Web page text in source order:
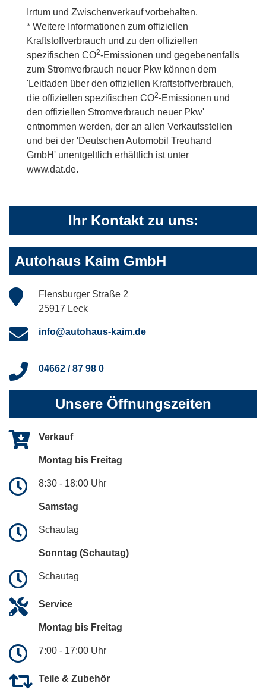
Irrtum und Zwischenverkauf vorbehalten.
* Weitere Informationen zum offiziellen
Kraftstoffverbrauch und zu den offiziellen
spezifischen CO2-Emissionen und gegebenenfalls
zum Stromverbrauch neuer Pkw können dem
'Leitfaden über den offiziellen Kraftstoffverbrauch,
die offiziellen spezifischen CO2-Emissionen und
den offiziellen Stromverbrauch neuer Pkw'
entnommen werden, der an allen Verkaufsstellen
und bei der 'Deutschen Automobil Treuhand
GmbH' unentgeltlich erhältlich ist unter
www.dat.de.
Ihr Kontakt zu uns:
Autohaus Kaim GmbH
Flensburger Straße 2
25917 Leck
info@autohaus-kaim.de
04662 / 87 98 0
Unsere Öffnungszeiten
Verkauf
Montag bis Freitag
8:30 - 18:00 Uhr
Samstag
Schautag
Sonntag (Schautag)
Schautag
Service
Montag bis Freitag
7:00 - 17:00 Uhr
Teile & Zubehör